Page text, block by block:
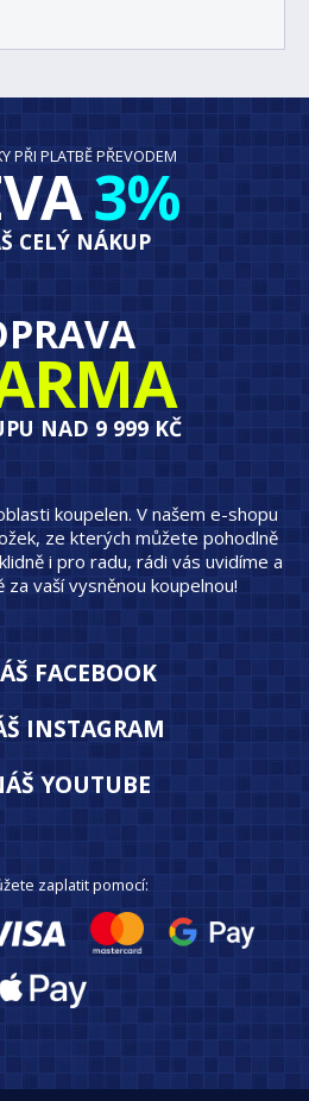
PŘI PLATBĚ PŘEVODEM
3%
CELÝ NÁKUP
NAD 9 999 KČ
koupelen. V našem e-shopu
ze kterých můžete pohodlně
i pro radu, rádi vás uvidíme a
vaší vysněnou koupelnou!
FACEBOOK
INSTAGRAM
YOUTUBE
zaplatit pomocí: